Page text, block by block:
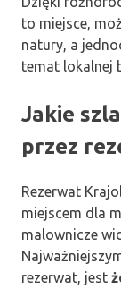
to miejsce,
natury, a
temat lokalnej
Jakie
przez
Rezerwat
miejscem dla
malownicze
rezerwat, jest